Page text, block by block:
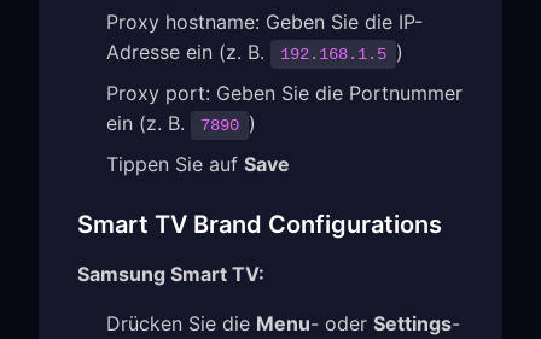
Proxy hostname: Geben Sie die IP-
Adresse ein (z. B.
192.168.1.5 )
Proxy port: Geben Sie die Portnummer
ein (z. B.
7890 )
Tippen Sie auf Save
Smart TV Brand Configurations
Samsung Smart TV:
Drücken Sie die Menu- oder Settings-